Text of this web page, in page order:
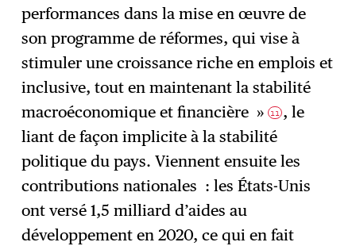
performances dans la mise en œuvre de
son programme de réformes, qui vise à
stimuler une croissance riche en emplois et
inclusive, tout en maintenant la stabilité
macroéconomique et financière »11 , le
liant de façon implicite à la stabilité
politique du pays. Viennent ensuite les
contributions nationales : les États-Unis
ont versé 1,5 milliard d’aides au
développement en 2020, ce qui en fait